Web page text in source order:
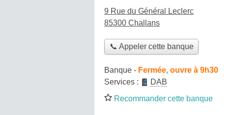
9 Rue du Général Leclerc
85300 Challans
📞 Appeler cette banque
Banque - Fermée, ouvre à 9h30
Services :
DAB
Recommander cette banque